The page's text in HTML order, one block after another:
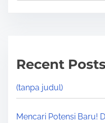
u
m
e
Recent
(tanpa judul)
Mencari Potensi Baru!